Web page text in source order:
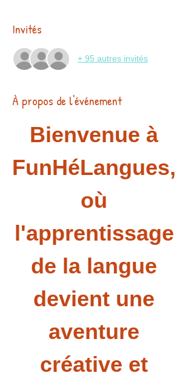
Invités
+ 95 autres invités
À propos de l'événement
Bienvenue à
FunHéLangues,
où
l'apprentissage
de la langue
devient une
aventure
créative et